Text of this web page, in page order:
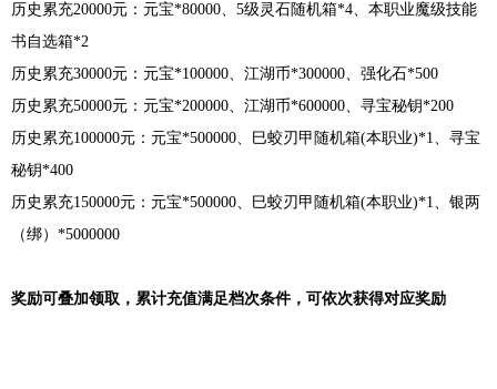
历史累充20000元：元宝*80000、5级灵石随机箱*4、本职业魔级技能
书自选箱*2
历史累充30000元：元宝*100000、江湖币*300000、强化石*500
历史累充50000元：元宝*200000、江湖币*600000、寻宝秘钥*200
历史累充100000元：元宝*500000、巳蛟刃甲随机箱(本职业)*1、寻宝
秘钥*400
历史累充150000元：元宝*500000、巳蛟刃甲随机箱(本职业)*1、银两
（绑）*5000000
奖励可叠加领取，累计充值满足档次条件，可依次获得对应奖励